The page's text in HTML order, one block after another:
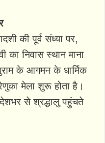
की पूर्व संध्या पर,
का निवास स्थान माना
के आगमन के धार्मिक
मेला शुरू होता है।
से श्रद्धालु पहुंचते